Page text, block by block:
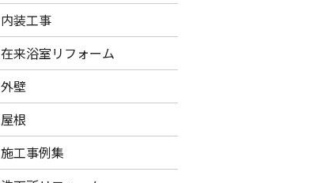
内装工事
在来浴室リフォーム
外壁
屋根
施工事例集